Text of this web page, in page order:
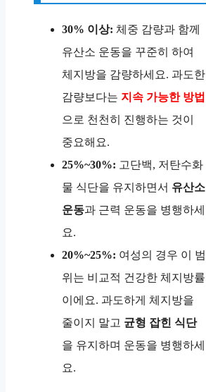
30% 이상: 체중 감량과 함께
유산소 운동을 꾸준히 하여
체지방을 감량하세요. 과도한
감량보다는 지속 가능한 방법
으로 천천히 진행하는 것이
중요해요.
25%~30%: 고단백, 저탄수화
물 식단을 유지하면서 유산소
운동과 근력 운동을 병행하세
요.
20%~25%: 여성의 경우 이 범
위는 비교적 건강한 체지방률
이에요. 과도하게 체지방을
줄이지 말고 균형 잡힌 식단
을 유지하며 운동을 병행하세
요.